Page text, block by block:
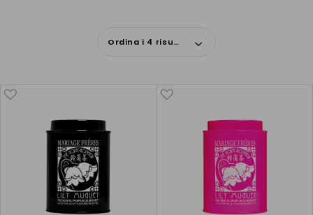
Ordina i 4 risultati